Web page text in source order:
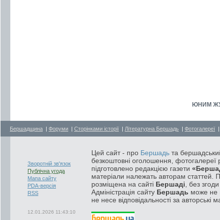
ЮНИМ
Бершадщина | Форуми | Сторінками історії | Літературна Бершадь | Фотогалереї
Зворотній зв'язок
Публічна угода
Мапа сайту
PDA-версія
RSS
12.01.2026 11:43:10
Цей сайт - про Бершадь та
безкоштовні оголошення, фотогалереї
підготовлено редакцією газети
матеріали належать авторам статтей.
розміщена на сайті Бершаді , без
Адміністрація сайту Бершадь може не
не несе відповідальності за авторські